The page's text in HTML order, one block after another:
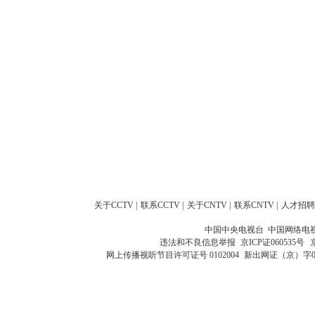
关于CCTV | 联系CCTV | 关于CNTV | 联系CNTV | 人才招聘
中国中央电视台 中国网络电
违法和不良信息举报 京ICP证060535号
网上传播视听节目许可证号 0102004 新出网证（京）